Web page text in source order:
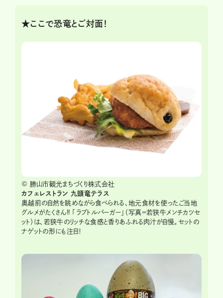
★ここで恐竜とご対面！
© 勝山市観光まちづくり株式会社
カフェレストラン 九頭竜テラス
奥越前の自然を眺めながら食べられる、地元食材を使ったご当地
グルメがたくさん‼ 「ラプトルバーガー」（写真＝若狭牛メンチカツセ
ット）は、若狭牛のリッチな食感と香りあふれる肉汁が自慢。セットの
ナゲットの形にも注目！